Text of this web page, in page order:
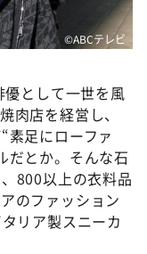
©️ABCテレビ
として一世を風
肉店を経営し、
素足にローファ
だとか。そんな石
800以上の衣料品
のファッション
リア製スニーカ